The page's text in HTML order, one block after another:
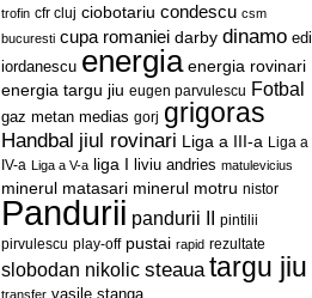
trofin cfr cluj ciobotariu condescu csm
bucuresti cupa romaniei darby dinamo edi
iordanescu energia energia rovinari
energia targu jiu eugen parvulescu Fotbal
gaz metan medias gorj grigoras
Handbal jiul rovinari Liga a III-a Liga a
IV-a Liga a V-a liga I liviu andries matulevicius
minerul matasari minerul motru nistor
Pandurii pandurii II pintilii
pirvulescu play-off pustai rapid rezultate
slobodan nikolic steaua targu jiu
transfer vasile stanga